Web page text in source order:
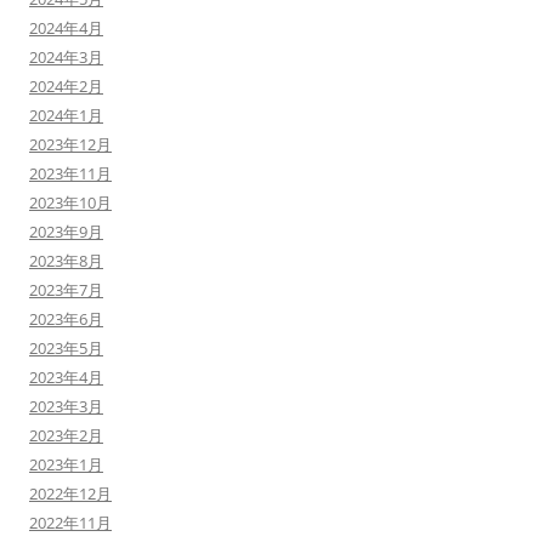
2024年4月
2024年3月
2024年2月
2024年1月
2023年12月
2023年11月
2023年10月
2023年9月
2023年8月
2023年7月
2023年6月
2023年5月
2023年4月
2023年3月
2023年2月
2023年1月
2022年12月
2022年11月